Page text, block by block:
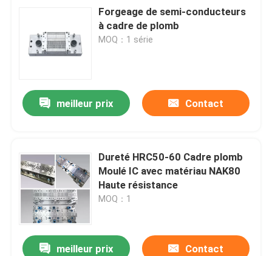
Forgeage de semi-conducteurs
à cadre de plomb
MOQ：1 série
meilleur prix Contact
Dureté HRC50-60 Cadre plomb
Moulé IC avec matériau NAK80
Haute résistance
MOQ：1
meilleur prix Contact